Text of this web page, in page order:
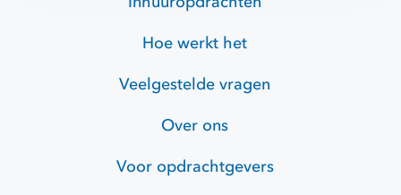
Hoe werkt het
Veelgestelde vragen
Over ons
Voor opdrachtgevers